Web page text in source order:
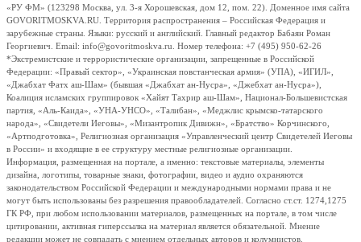
«РУ ФМ» (123298 Москва, ул. 3-я Хорошевская, дом 12, пом. 22). Доменное имя сайта
GOVORITMOSKVA.RU. Территория распространения – Российская Федерация и
зарубежные страны. Языки: русский и английский. Главный редактор Бабаян Роман
Георгиевич. Email: info@govoritmoskva.ru. Номер телефона: +7 (495) 950-62-26
*Экстремистские и террористические организации, запрещенные в Российской
Федерации: «Правый сектор», «Украинская повстанческая армия» (УПА), «ИГИЛ»,
«Джабхат Фатх аш-Шам» (бывшая «Джабхат ан-Нусра», «Джебхат ан-Нусра»),
Коалиция исламских группировок «Хайят Тахрир аш-Шам», Национал-Большевистская
партия, «Аль-Каида», «УНА-УНСО», «Талибан», «Меджлис крымско-татарского
народа», «Свидетели Иеговы», «Мизантропик Дивижн», «Братство» Корчинского,
«Артподготовка», Религиозная организация «Управленческий центр Свидетелей Иеговы
в России» и входящие в ее структуру местные религиозные организации.
Информация, размещенная на портале, а именно: текстовые материалы, элементы
дизайна, логотипы, товарные знаки, фотографии, видео и аудио охраняются
законодательством Российской Федерации и международными нормами права и не
могут быть использованы без разрешения правообладателей. Согласно ст.ст. 1274,1275
ГК РФ, при любом использовании материалов, размещенных на портале, в том числе
цитировании, активная гиперссылка на материал является обязательной. Мнение
редакции может не совпадать с мнением отдельных авторов и колумнистов.